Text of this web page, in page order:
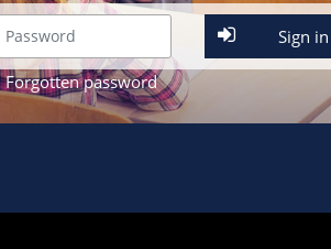
Sign in
Forgotten password